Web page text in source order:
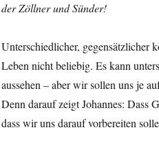
der Zöllner und Sünder!
Unterschiedlicher, gegensätzlicher
Leben nicht beliebig. Es kann
aussehen – aber wir sollen uns je
Denn darauf zeigt Johannes: Dass
dass wir uns darauf vorbereiten